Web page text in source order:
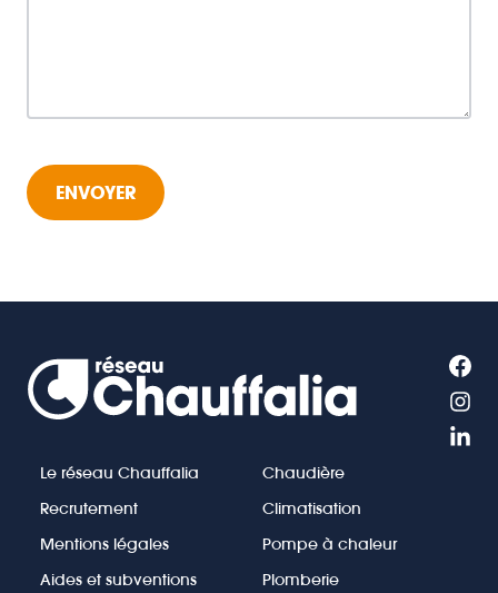
Le réseau Chauffalia
Recrutement
Mentions légales
Aides et subventions
Chaudière
Climatisation
Pompe à chaleur
Plomberie